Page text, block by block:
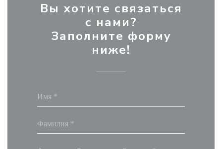
Вы хотите связаться
с нами?
Заполните форму
ниже!